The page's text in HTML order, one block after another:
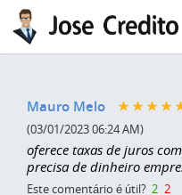
Pular para o conteúdo
Mauro Melo
(03/01/2023 06:24 AM)
oferece taxas de juros
precisa de dinheiro
Este comentário é útil? 2 2